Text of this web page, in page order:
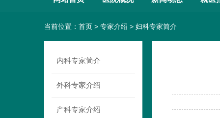
当前位置： 首页 > 专家介绍 > 妇科专家简介
内科专家简介
外科专家介绍
产科专家介绍